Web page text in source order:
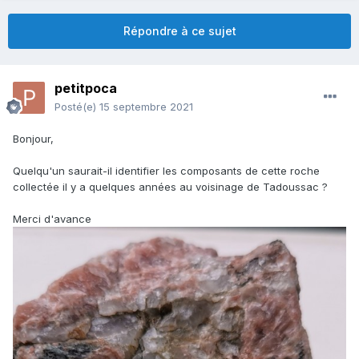
Répondre à ce sujet
petitpoca
Posté(e) 15 septembre 2021
Bonjour,
Quelqu'un saurait-il identifier les composants de cette roche
collectée il y a quelques années au voisinage de Tadoussac ?
Merci d'avance